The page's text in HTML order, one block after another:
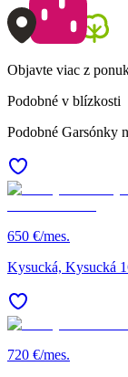
Objavte viac z
Podobné v blízkosti
Podobné Garsónky
650 €/mes.
Kysucká, Kysucká
720 €/mes.